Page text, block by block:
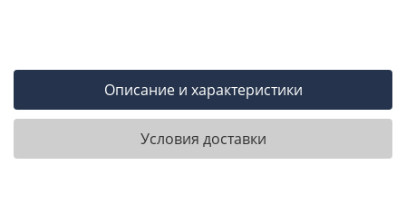
Описание и характеристики
Условия доставки